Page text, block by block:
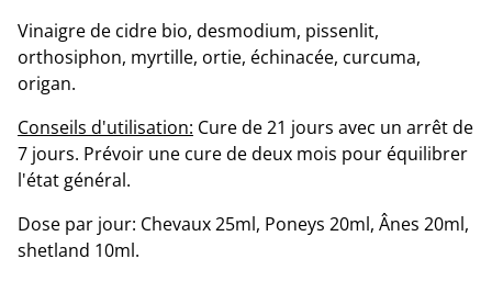
Vinaigre de cidre bio, desmodium, pissenlit,
orthosiphon, myrtille, ortie, échinacée, curcuma,
origan.
Conseils d'utilisation: Cure de 21 jours avec un arrêt de
7 jours. Prévoir une cure de deux mois pour équilibrer
l'état général.
Dose par jour: Chevaux 25ml, Poneys 20ml, Ânes 20ml,
shetland 10ml.